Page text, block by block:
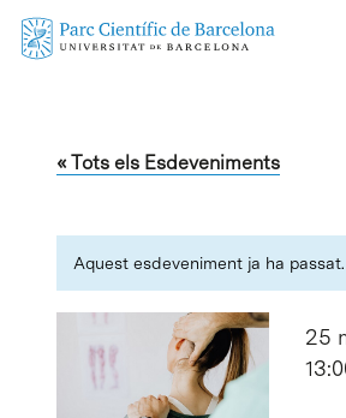
Skip
« Tots els Esdeveniments
Aquest esdeveniment ja ha passat.
25